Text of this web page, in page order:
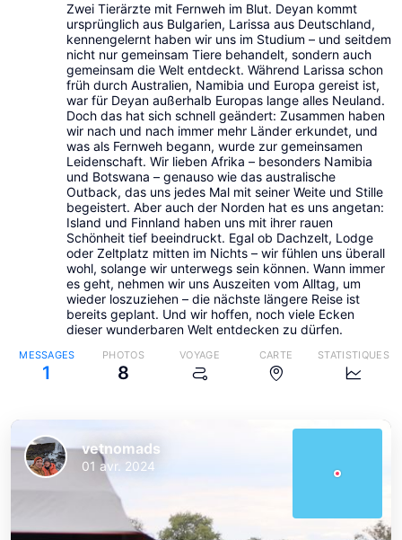
vetnomads
vetnomads
Zwei Tierärzte mit Fernweh im Blut. Deyan kommt
ursprünglich aus Bulgarien, Larissa aus Deutschland,
kennengelernt haben wir uns im Studium – und seitdem
nicht nur gemeinsam Tiere behandelt, sondern auch
gemeinsam die Welt entdeckt. Während Larissa schon
früh durch Australien, Namibia und Europa gereist ist,
war für Deyan außerhalb Europas lange alles Neuland.
Doch das hat sich schnell geändert: Zusammen haben
wir nach und nach immer mehr Länder erkundet, und
was als Fernweh begann, wurde zur gemeinsamen
Leidenschaft. Wir lieben Afrika – besonders Namibia
und Botswana – genauso wie das australische
Outback, das uns jedes Mal mit seiner Weite und Stille
begeistert. Aber auch der Norden hat es uns angetan:
Island und Finnland haben uns mit ihrer rauen
Schönheit tief beeindruckt. Egal ob Dachzelt, Lodge
oder Zeltplatz mitten im Nichts – wir fühlen uns überall
wohl, solange wir unterwegs sein können. Wann immer
es geht, nehmen wir uns Auszeiten vom Alltag, um
wieder loszuziehen – die nächste längere Reise ist
bereits geplant. Und wir hoffen, noch viele Ecken
dieser wunderbaren Welt entdecken zu dürfen.
MESSAGES
1
PHOTOS
8
VOYAGE CARTE STATISTIQUES
vetnomads
01 avr. 2024